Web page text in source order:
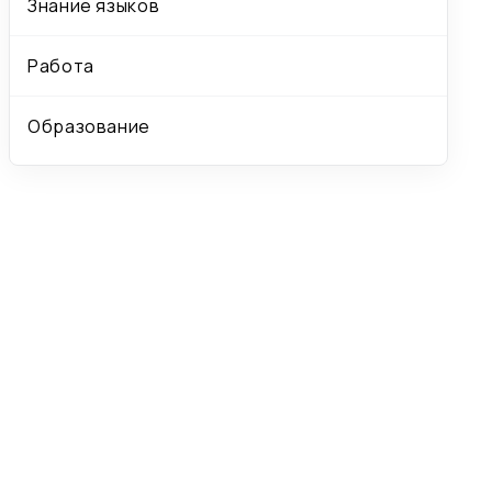
Знание языков
Работа
Образование